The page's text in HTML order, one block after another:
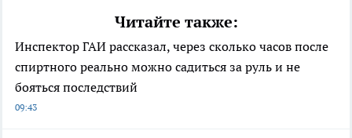
Читайте также:
Инспектор ГАИ рассказал, через сколько часов после
спиртного реально можно садиться за руль и не
бояться последствий
09:43